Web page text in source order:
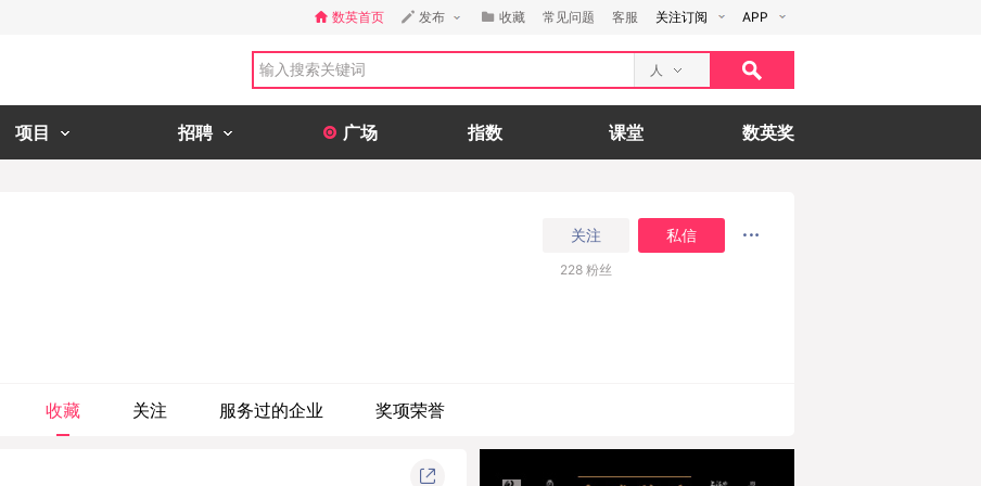
数英首页 发布 收藏 常见问题 客服 关注订阅 APP
人
项目 招聘 广场 指数 课堂 数英奖
关注 私信
228 粉丝
收藏 关注 服务过的企业 奖项荣誉